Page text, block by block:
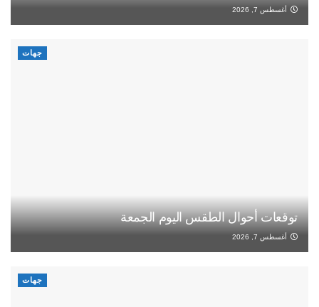
أغسطس 7, 2026
جهات
توقعات أحوال الطقس اليوم الجمعة
أغسطس 7, 2026
جهات